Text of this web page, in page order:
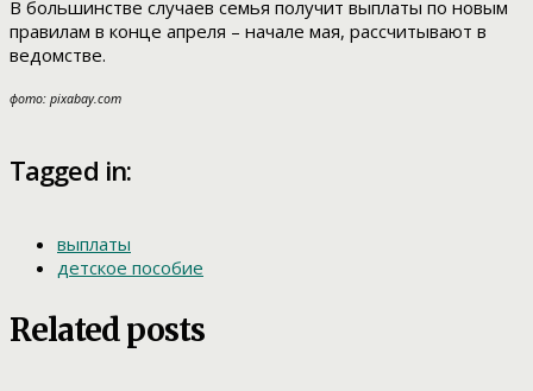
В большинстве случаев семья получит выплаты по новым
правилам в конце апреля – начале мая, рассчитывают в
ведомстве.
фото: pixabay.com
Tagged in:
выплаты
детское пособие
Related posts